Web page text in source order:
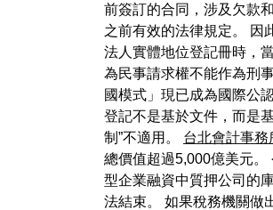
前簽訂的合同，涉及欠款
之前有效的法律規定。 因
法人實體地位登記冊時，
為民事請求權不能作為刑
國模式」現已成為國際公
登記不是基於文件，而是
制”不適用。 台北會計事務
總價值超過5,000億美元
型企業融資中質押公司的
法結束。 如果稅務機關做